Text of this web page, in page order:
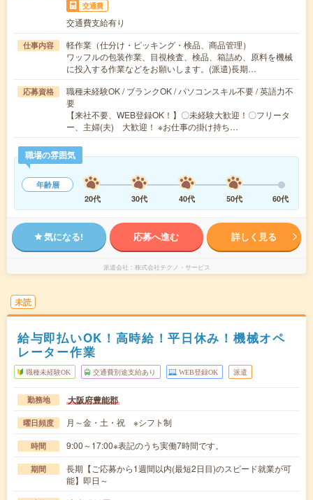
交通費
交通費支給有り
仕事内容
軽作業（仕分け・ピッキング・検品、商品管理）
ワッフルの包装作業、目視検査、検品、箱詰め、原料を機械
に投入する作業などをお願いします。(派遣)長期…
応募資格
職種未経験OK / ブランクOK / パソコンスキル不要 / 英語力不
要
【来社不要、WEB登録OK！】〇未経験大歓迎！〇フリータ
ー、主婦(夫) 大歓迎！ ※お仕事の掛け持ち…
職場の雰囲気
年齢層
20代
30代 40代 50代 60代
気になる! 応募へ進む 詳しく見る
派遣会社 株式会社テクノ・サービス
未読
給与即払いOK！高時給！平日休み！機械オペ
レーター作業
職種未経験OK 交通費別途支給あり WEB登録OK 派遣
勤務地 大阪府豊能郡
曜日頻度 月～金・土・祝 ※シフト制
時間 9:00～17:00※表記のうち実働7時間です。
期間
長期【ご応募から1週間以内(最短2日目)のスピード就業が可
能】即日～